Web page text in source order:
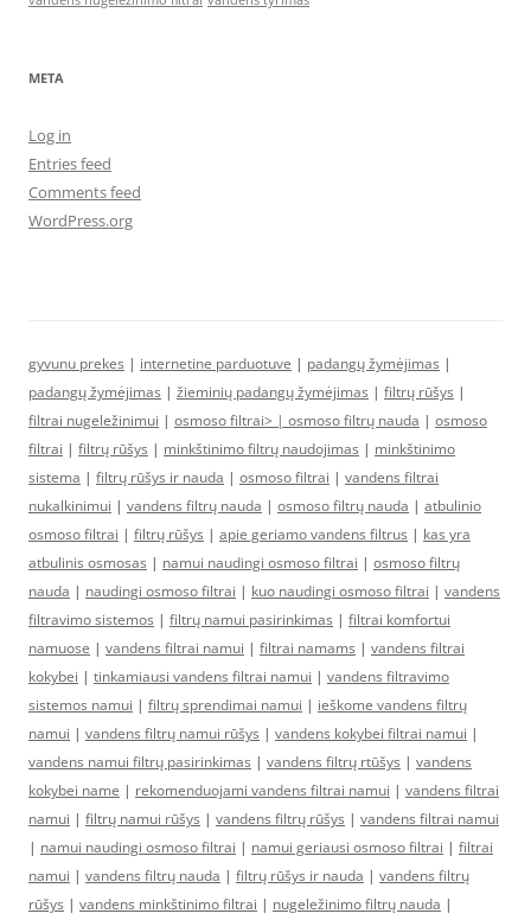
META
Log in
Entries feed
Comments feed
WordPress.org
gyvunu prekes | internetine parduotuve | padangų žymėjimas |
padangų žymėjimas | žieminių padangų žymėjimas | filtrų rūšys |
filtrai nugeležinimui | osmoso filtrai> | osmoso filtrų nauda | osmoso
filtrai | filtrų rūšys | minkštinimo filtrų naudojimas | minkštinimo
sistema | filtrų rūšys ir nauda | osmoso filtrai | vandens filtrai
nukalkinimui | vandens filtrų nauda | osmoso filtrų nauda | atbulinio
osmoso filtrai | filtrų rūšys | apie geriamo vandens filtrus | kas yra
atbulinis osmosas | namui naudingi osmoso filtrai | osmoso filtrų
nauda | naudingi osmoso filtrai | kuo naudingi osmoso filtrai | vandens
filtravimo sistemos | filtrų namui pasirinkimas | filtrai komfortui
namuose | vandens filtrai namui | filtrai namams | vandens filtrai
kokybei | tinkamiausi vandens filtrai namui | vandens filtravimo
sistemos namui | filtrų sprendimai namui | ieškome vandens filtrų
namui | vandens filtrų namui rūšys | vandens kokybei filtrai namui |
vandens namui filtrų pasirinkimas | vandens filtrų rtūšys | vandens
kokybei name | rekomenduojami vandens filtrai namui | vandens filtrai
namui | filtrų namui rūšys | vandens filtrų rūšys | vandens filtrai namui
| namui naudingi osmoso filtrai | namui geriausi osmoso filtrai | filtrai
namui | vandens filtrų nauda | filtrų rūšys ir nauda | vandens filtrų
rūšys | vandens minkštinimo filtrai | nugeležinimo filtrų nauda |